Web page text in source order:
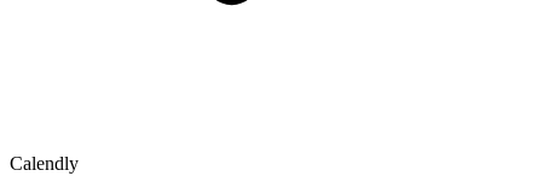
Calendly